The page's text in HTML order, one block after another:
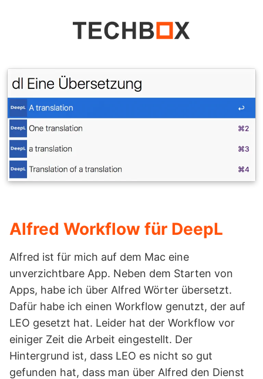
Alfred Workflow für DeepL
Alfred ist für mich auf dem Mac eine
unverzichtbare App. Neben dem Starten von
Apps, habe ich über Alfred Wörter übersetzt.
Dafür habe ich einen Workflow genutzt, der auf
LEO gesetzt hat. Leider hat der Workflow vor
einiger Zeit die Arbeit eingestellt. Der
Hintergrund ist, dass LEO es nicht so gut
gefunden hat, dass man über Alfred den Dienst